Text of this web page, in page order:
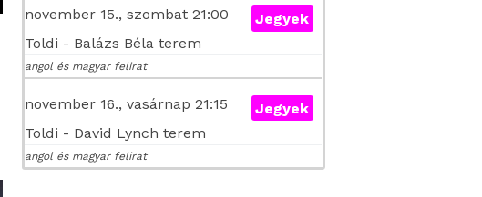
november 15., szombat 21:00
Toldi - Balázs Béla terem
angol és magyar felirat
Jegyek
november 16., vasárnap 21:15
Toldi - David Lynch terem
angol és magyar felirat
Jegyek